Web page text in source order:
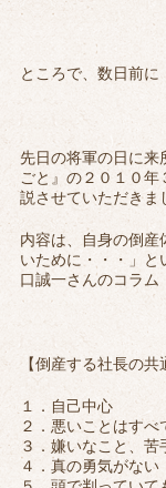
ところで、数日前に
先日の将軍の日に来
ごと』の２０１０
説させていただきま
内容は、自身の倒産
いために・・・」
口誠一さんのコラム
【倒産する社長の共
１．自己中心
２．悪いことはすべ
３．嫌いなこと、苦
４．真の勇気がない